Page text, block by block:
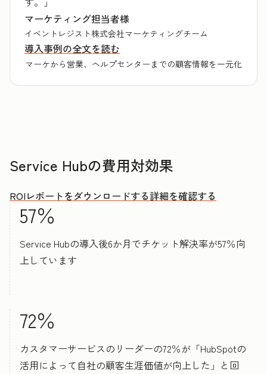
マーケティング担当者様
イベントレジスト株式会社マーケティングチーム
導入事例の全文を読む
マーケから営業、ヘルプセンターまでの顧客情報を一元化
Service Hubの費用対効果
ROIレポートをダウンロードする詳細を確認する
57％
Service Hubの導入後6か月でチケット解決率が57％向
上しています
72％
カスタマーサービスのリーダーの72％が「HubSpotの
活用によって自社の顧客生涯価値が向上した」と回